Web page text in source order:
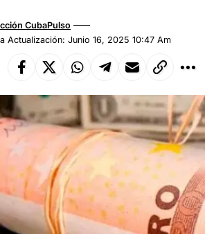
Actualización: Junio 16, 2025 10:47 Am
CubaPulso